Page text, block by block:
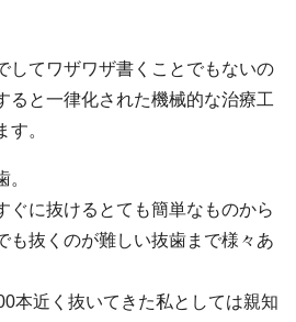
してワザワザ書くことでもないの
ると一律化された機械的な治療工
。
ぐに抜けるとても簡単なものから
も抜くのが難しい抜歯まで様々あ
本近く抜いてきた私としては親知